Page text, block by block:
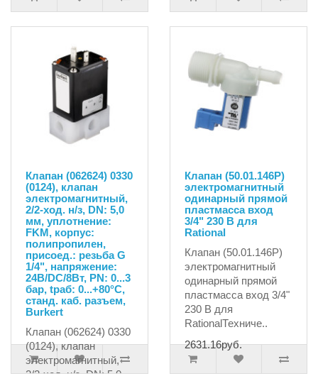
Клапан (062624) 0330
(0124), клапан
электромагнитный,
2/2-ход. н/з, DN: 5,0
мм, уплотнение:
FKM, корпус:
полипропилен,
присоед.: резьба G
1/4", напряжение:
24В/DC/8Вт, PN: 0...3
бар, tраб: 0...+80°С,
станд. каб. разъем,
Burkert
Клапан (062624) 0330
(0124), клапан
электромагнитный,
2/2-ход. н/з, DN: 5,0
Клапан (50.01.146P)
электромагнитный
одинарный прямой
пластмасса вход
3/4" 230 В для
Rational
Клапан (50.01.146P)
электромагнитный
одинарный прямой
пластмасса вход 3/4"
230 В для
RationalТехниче..
2631.16руб.